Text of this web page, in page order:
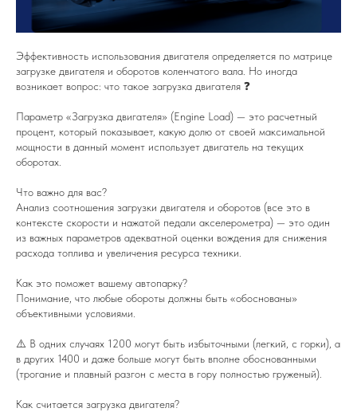
Эффективность использования двигателя определяется по матрице
загрузке двигателя и оборотов коленчатого вала. Но иногда
возникает вопрос: что такое загрузка двигателя ❓
Параметр «Загрузка двигателя» (Engine Load) — это расчетный
процент, который показывает, какую долю от своей максимальной
мощности в данный момент использует двигатель на текущих
оборотах.
Что важно для вас?
Анализ соотношения загрузки двигателя и оборотов (все это в
контексте скорости и нажатой педали акселерометра) — это один
из важных параметров адекватной оценки вождения для снижения
расхода топлива и увеличения ресурса техники.
Как это поможет вашему автопарку?
Понимание, что любые обороты должны быть «обоснованы»
объективными условиями.
⚠️ В одних случаях 1200 могут быть избыточными (легкий, с горки), а
в других 1400 и даже больше могут быть вполне обоснованными
(трогание и плавный разгон с места в гору полностью груженый).
Как считается загрузка двигателя?